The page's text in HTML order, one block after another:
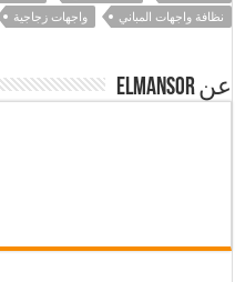
نظافة واجهات المباني
واجهات زجاجية
عن elmansor